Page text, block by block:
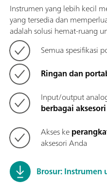
Instrumen yang lebih kecil
yang tersedia dan
adalah solusi hemat-ruang
Semua spesifikasi
Ringan dan
Input/output
berbagai aksesori
Akses ke
aksesori Anda
Brosur: